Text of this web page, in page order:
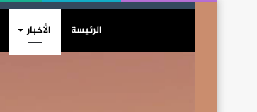
الرئيسة الأخبار